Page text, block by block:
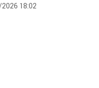
18:02